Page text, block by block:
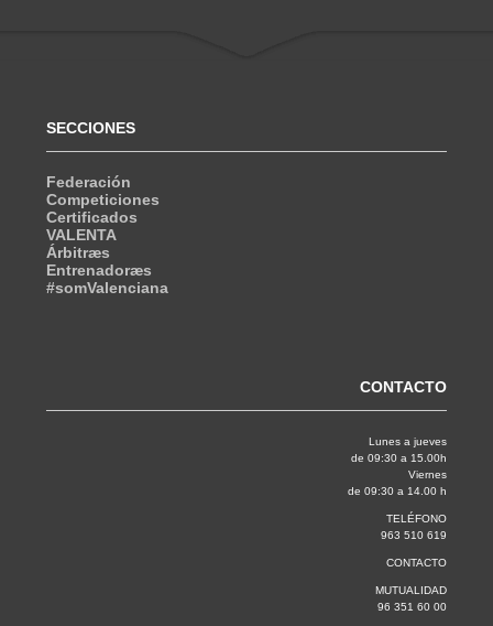
SECCIONES
Federación
Competiciones
Certificados
VALENTA
Árbitræs
Entrenadoræs
#somValenciana
CONTACTO
Lunes a jueves
de 09:30 a 15.00h
Viernes
de 09:30 a 14.00 h
TELÉFONO
963 510 619
CONTACTO
MUTUALIDAD
96 351 60 00